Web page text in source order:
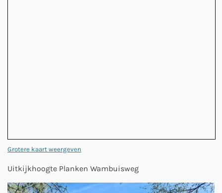
Grotere kaart weergeven
Uitkijkhoogte Planken Wambuisweg